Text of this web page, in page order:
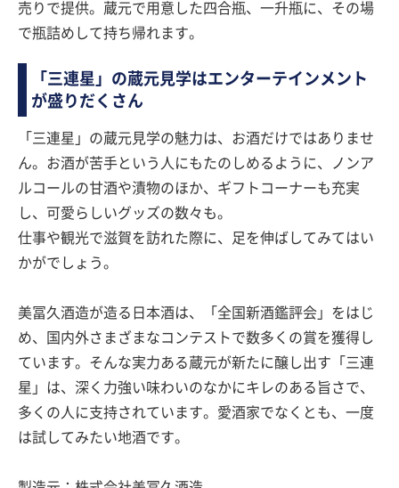
売りで提供。蔵元で用意した四合瓶、一升瓶に、その場
で瓶詰めして持ち帰れます。
「三連星」の蔵元見学はエンターテインメント
が盛りだくさん
「三連星」の蔵元見学の魅力は、お酒だけではありませ
ん。お酒が苦手という人にもたのしめるように、ノンア
ルコールの甘酒や漬物のほか、ギフトコーナーも充実
し、可愛らしいグッズの数々も。
仕事や観光で滋賀を訪れた際に、足を伸ばしてみてはい
かがでしょう。
美冨久酒造が造る日本酒は、「全国新酒鑑評会」をはじ
め、国内外さまざまなコンテストで数多くの賞を獲得し
ています。そんな実力ある蔵元が新たに醸し出す「三連
星」は、深く力強い味わいのなかにキレのある旨さで、
多くの人に支持されています。愛酒家でなくとも、一度
は試してみたい地酒です。